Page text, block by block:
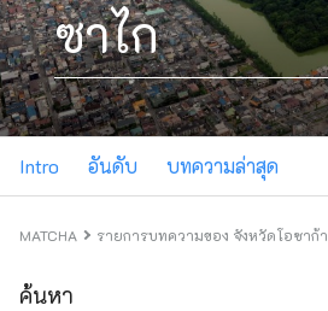
ซาไก
Intro อันดับ บทความล่าสุด
MATCHA รายการบทความของ จังหวัดโอซาก้า
ค้นหา